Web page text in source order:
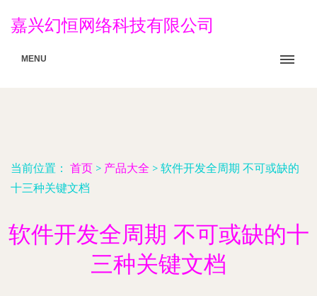
嘉兴幻恒网络科技有限公司
MENU
当前位置： 首页 > 产品大全 > 软件开发全周期 不可或缺的
十三种关键文档
软件开发全周期 不可或缺的十
三种关键文档